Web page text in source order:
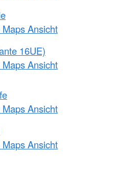
Ansicht
16UE)
Ansicht
Ansicht
Ansicht